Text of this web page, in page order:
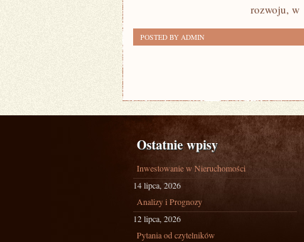
rozwoju, w
POSTED BY ADMIN
Ostatnie wpisy
Inwestowanie w Nieruchomości
14 lipca, 2026
Analizy i Prognozy
12 lipca, 2026
Pytania od czytelników